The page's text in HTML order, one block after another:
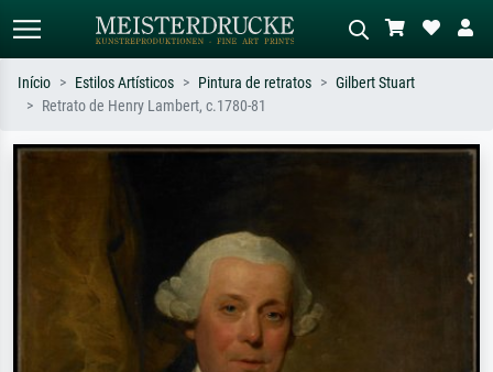
Início Estilos Artísticos Pintura de retratos
Gilbert Stuart
Retrato de Henry Lambert, c.1780-81